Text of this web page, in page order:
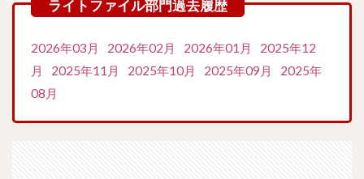
2026年03月 2026年02月 2026年01月
2025年12
月
2025年11月 2025年10月 2025年09月
2025年
08月